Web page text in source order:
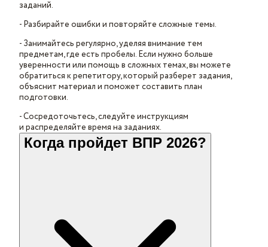
заданий.
- Разбирайте ошибки и повторяйте сложные темы.
- Занимайтесь регулярно, уделяя внимание тем
предметам, где есть пробелы. Если нужно больше
уверенности или помощь в сложных темах, вы можете
обратиться к репетитору, который разберет задания,
объяснит материал и поможет составить план
подготовки.
- Сосредоточьтесь, следуйте инструкциям
и распределяйте время на заданиях.
Когда пройдет ВПР 2026?